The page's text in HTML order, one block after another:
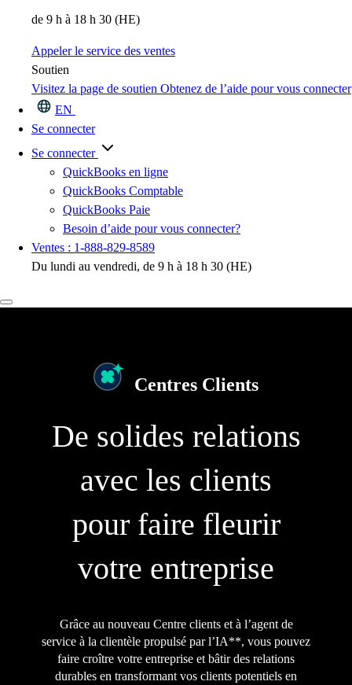
de 9 h à 18 h 30 (HE)
Appeler le service des ventes
Soutien
Visitez la page de soutien Obtenez de l’aide pour vous connecter
EN
Se connecter
Se connecter
QuickBooks en ligne
QuickBooks Comptable
QuickBooks Paie
Besoin d’aide pour vous connecter?
Ventes : 1-888-829-8589
Du lundi au vendredi, de 9 h à 18 h 30 (HE)
Centres Clients
De solides relations
avec les clients
pour faire fleurir
votre entreprise
Grâce au nouveau Centre clients et à l’agent de
service à la clientèle propulsé par l’IA**, vous pouvez
faire croître votre entreprise et bâtir des relations
durables en transformant vos clients potentiels en